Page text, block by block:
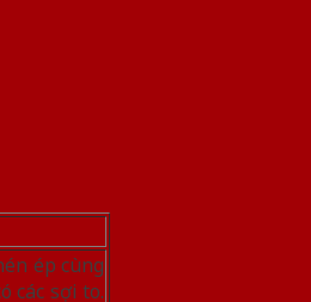
ép cùng
các sợi to.